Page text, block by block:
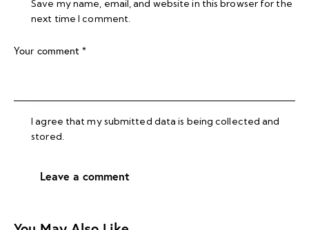
Save my name, email, and website in this browser for the
next time I comment.
I agree that my submitted data is being collected and
stored.